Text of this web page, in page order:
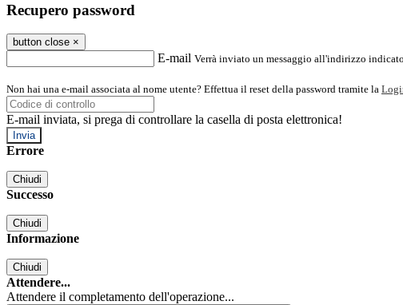
Recupero password
button close ×
E-mail Verrà inviato un messaggio all'indirizzo
Non hai una e-mail associata al nome utente? Effettua il reset della password tramite la
E-mail inviata, si prega di controllare la casella di posta elettronica!
Errore
Chiudi
Successo
Chiudi
Informazione
Chiudi
Attendere...
Attendere il completamento dell'operazione...